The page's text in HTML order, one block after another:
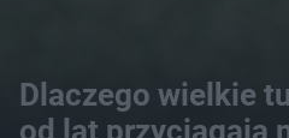
Dlaczego wielkie
od lat przyciągają